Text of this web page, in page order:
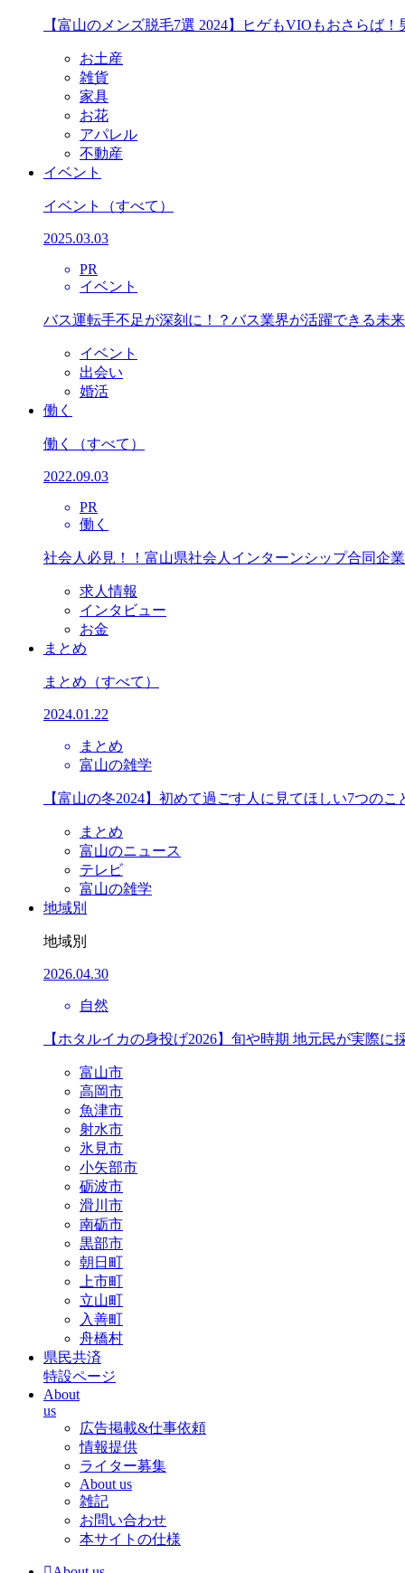
【富山のメンズ脱毛7選 2024】ヒゲもVIOもおさらば
お土産
雑貨
家具
お花
アパレル
不動産
イベント
イベント （すべて）
2025.03.03
PR
イベント
バス運転手不足が深刻に！？バス業界が活躍できる未
イベント
出会い
婚活
働く
働く （すべて）
2022.09.03
PR
働く
社会人必見！！富山県社会人インターンシップ合同企
求人情報
インタビュー
お金
まとめ
まとめ （すべて）
2024.01.22
まとめ
富山の雑学
【富山の冬2024】初めて過ごす人に見てほしい7つのこ
まとめ
富山のニュース
テレビ
富山の雑学
地域別
地域別
2026.04.30
自然
【ホタルイカの身投げ2026】旬や時期 地元民が実際に
富山市
高岡市
魚津市
射水市
氷見市
小矢部市
砺波市
滑川市
南砺市
黒部市
朝日町
上市町
立山町
入善町
舟橋村
県民共済
特設ページ
About
us
広告掲載&仕事依頼
情報提供
ライター募集
About us
雑記
お問い合わせ
本サイトの仕様